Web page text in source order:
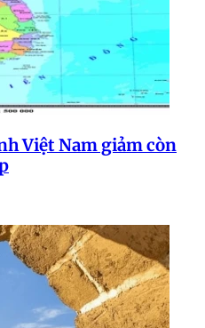
Việt Nam giảm còn